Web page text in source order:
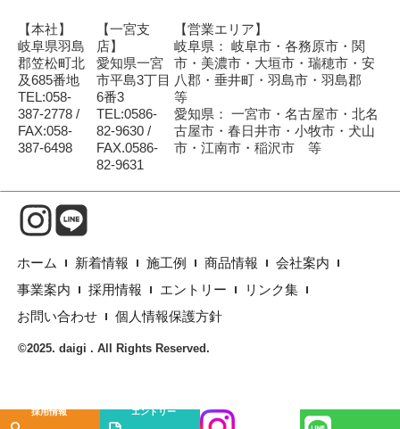
採用情報 エントリー
【本社】
岐阜県羽島
郡笠松町北
及685番地
TEL:058-
387-2778 /
FAX:058-
387-6498
【一宮支
店】
愛知県一宮
市平島3丁目
6番3
TEL:0586-
82-9630 /
FAX.0586-
82-9631
【営業エリア】
岐阜県： 岐阜市・各務原市・関
市・美濃市・大垣市・瑞穂市・安
八郡・垂井町・羽島市・羽島郡
等
愛知県： 一宮市・名古屋市・北名
古屋市・春日井市・小牧市・犬山
市・江南市・稲沢市 等
ホーム 新着情報 施工例 商品情報
会社案内
事業案内
採用情報 エントリー
リンク集
お問い合わせ
個人情報保護方針
©2025. daigi . All Rights Reserved.